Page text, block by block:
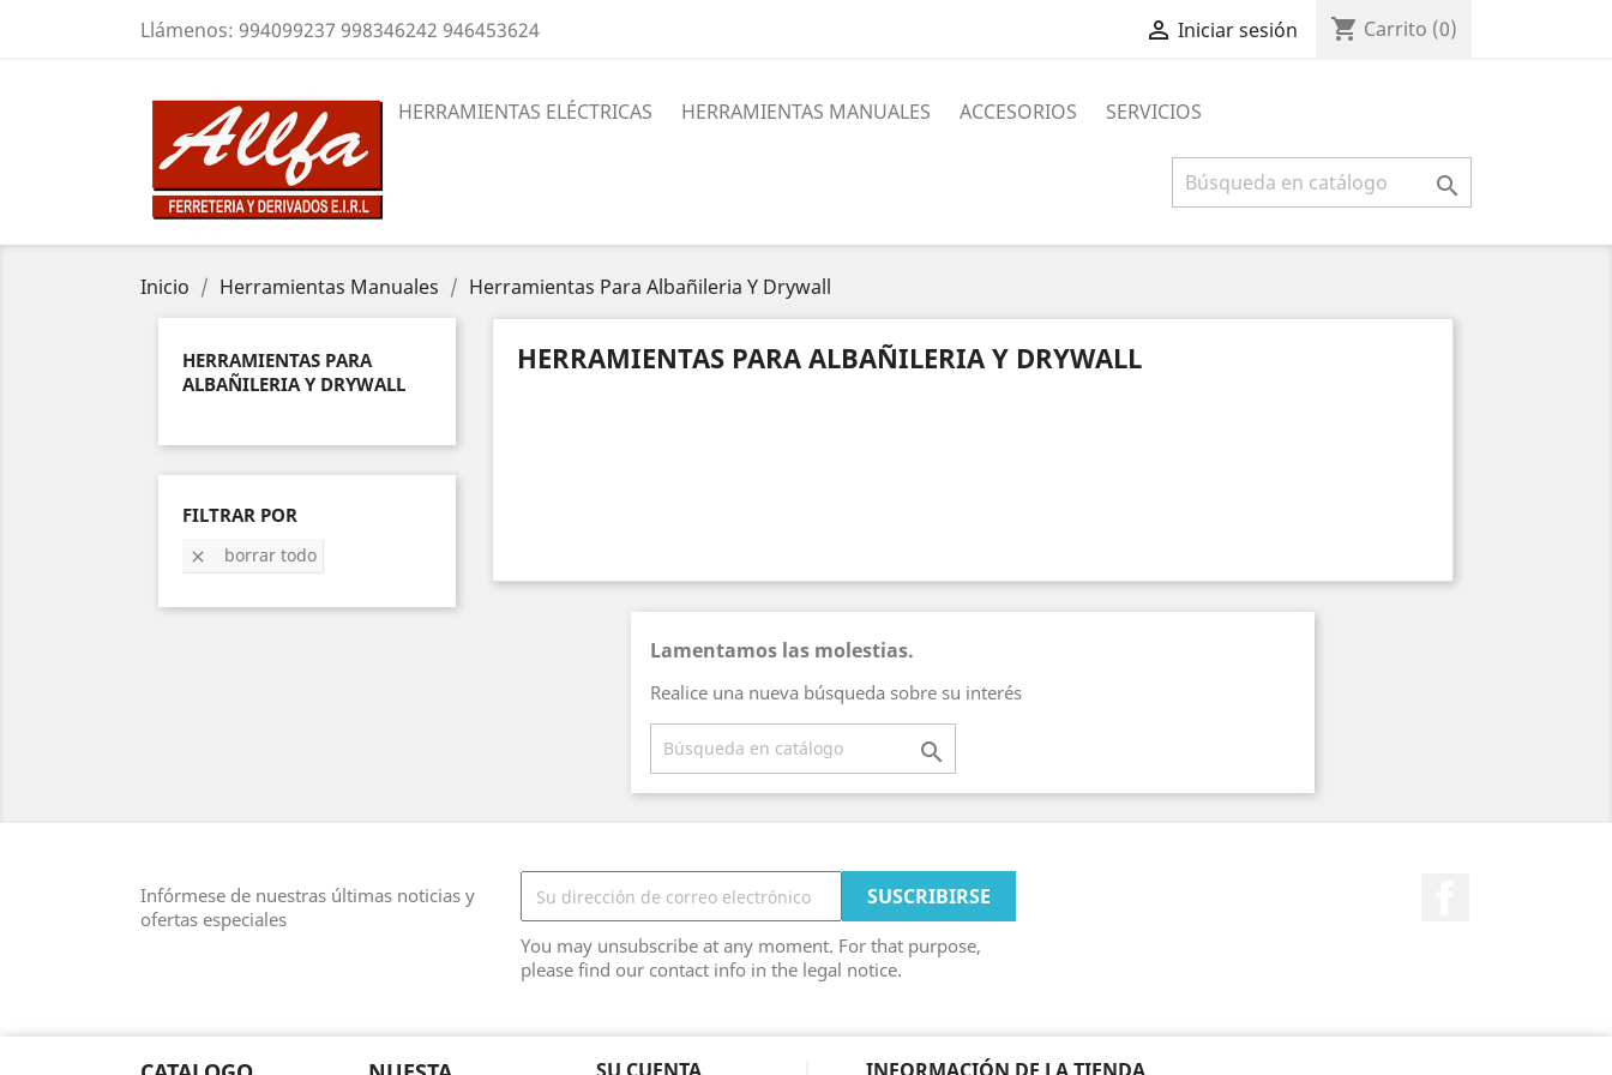
Llámenos: 994099237 998346242 946453624  Iniciar sesión shopping_cart Carrito (0)
HERRAMIENTAS ELÉCTRICAS HERRAMIENTAS MANUALES ACCESORIOS SERVICIOS

Inicio Herramientas Manuales Herramientas Para Albañileria Y Drywall
HERRAMIENTAS PARA
ALBAÑILERIA Y DRYWALL
FILTRAR POR
 borrar todo
HERRAMIENTAS PARA ALBAÑILERIA Y DRYWALL
Lamentamos las molestias.
Realice una nueva búsqueda sobre su interés

Infórmese de nuestras últimas noticias y
ofertas especiales
You may unsubscribe at any moment. For that purpose,
please find our contact info in the legal notice.